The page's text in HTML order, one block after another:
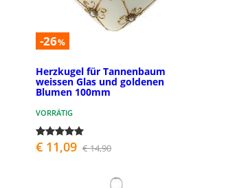
-26%
Herzkugel für Tannenbaum
weissen Glas und goldenen
Blumen 100mm
VORRÄTIG
€ 11,09 € 14,90